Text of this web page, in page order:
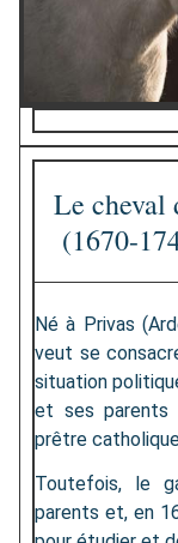
Le cheval
(1670-
Né à Privas
veut se
situation
et ses parents
prêtre
Toutefois, le
parents et, en